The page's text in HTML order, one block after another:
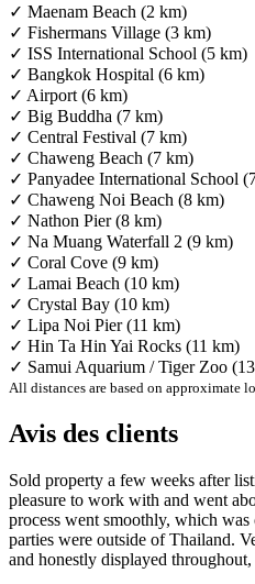
✓ Maenam Beach (2 km)
✓ Fishermans Village (3 km)
✓ ISS International School (5 km)
✓ Bangkok Hospital (6 km)
✓ Airport (6 km)
✓ Big Buddha (7 km)
✓ Central Festival (7 km)
✓ Chaweng Beach (7 km)
✓ Panyadee International School
✓ Chaweng Noi Beach (8 km)
✓ Nathon Pier (8 km)
✓ Na Muang Waterfall 2 (9 km)
✓ Coral Cove (9 km)
✓ Lamai Beach (10 km)
✓ Crystal Bay (10 km)
✓ Lipa Noi Pier (11 km)
✓ Hin Ta Hin Yai Rocks (11 km)
✓ Samui Aquarium / Tiger Zoo
All distances are based on approximate
Avis des clients
Sold property a few weeks after
pleasure to work with and went
process went smoothly, which
parties were outside of Thailand.
and honestly displayed